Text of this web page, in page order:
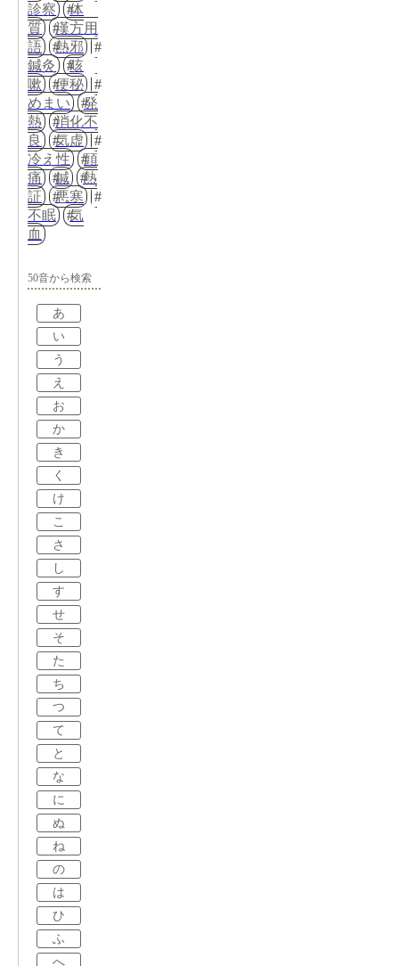
診察
体
質
漢方用
語
熱邪
鍼灸
咳
嗽
便秘
めまい
発
熱
消化不
良
気虚
冷え性
頭
痛
鍼
熱
証
悪寒
不眠
気
血
50音から検索
あ
い
う
え
お
か
き
く
け
こ
さ
し
す
せ
そ
た
ち
つ
て
と
な
に
ぬ
ね
の
は
ひ
ふ
へ